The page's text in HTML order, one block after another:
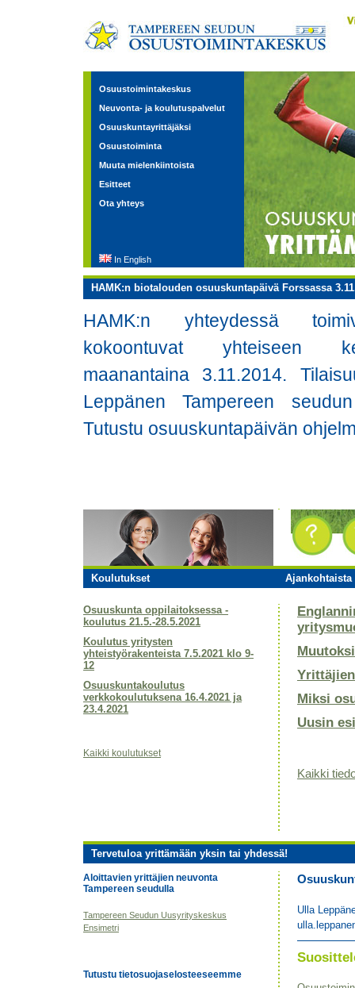
Osuustoimintakeskus
Neuvonta- ja koulutuspalvelut
Osuuskuntayrittäjäksi
Osuustoiminta
Muuta mielenkiintoista
Esitteet
Ota yhteys
In English
HAMK:n biotalouden osuuskuntapäivä Forssassa
HAMK:n yhteydessä
kokoontuvat yhteiseen
maanantaina 3.11.2014.
Leppänen Tampereen
Tutustu osuuskuntapäivän
Koulutukset Ajankohtaista
Osuuskunta oppilaitoksessa -
koulutus 21.5.-28.5.2021
Koulutus yritysten
yhteistyörakenteista 7.5.2021 klo 9-
12
Osuuskuntakoulutus
verkkokoulutuksena 16.4.2021 ja
23.4.2021
Kaikki koulutukset
Miksi
Uusin
Kaikki
Tervetuloa yrittämään yksin tai yhdessä!
Aloittavien yrittäjien neuvonta
Tampereen seudulla
Tampereen Seudun Uusyrityskeskus
Ensimetri
Tutustu tietosuojaselosteeseemme
Ulla